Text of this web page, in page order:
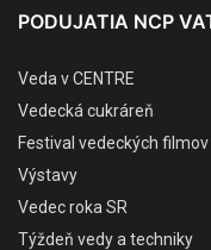
PODUJATIA NCP
Veda v CENTRE
Vedecká cukráreň
Festival vedeckých filmov
Výstavy
Vedec roka SR
Týždeň vedy a techniky